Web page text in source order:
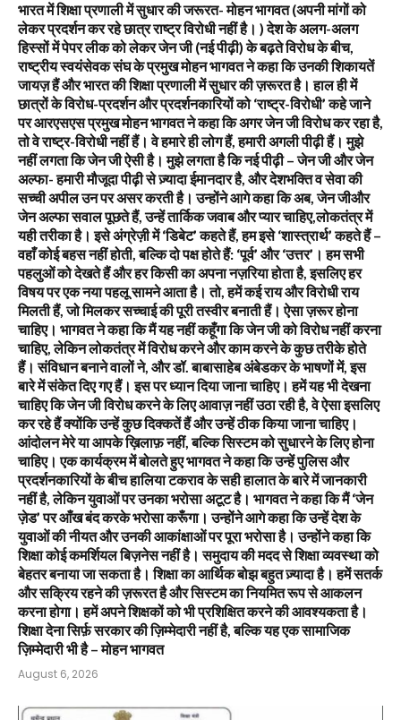
भारत में शिक्षा प्रणाली में सुधार की जरूरत- मोहन भागवत (अपनी मांगों को
लेकर प्रदर्शन कर रहे छात्र राष्ट्र विरोधी नहीं है। ) देश के अलग-अलग
हिस्सों में पेपर लीक को लेकर जेन जी (नई पीढ़ी) के बढ़ते विरोध के बीच,
राष्ट्रीय स्वयंसेवक संघ के प्रमुख मोहन भागवत ने कहा कि उनकी शिकायतें
जायज़ हैं और भारत की शिक्षा प्रणाली में सुधार की ज़रूरत है। हाल ही में
छात्रों के विरोध-प्रदर्शन और प्रदर्शनकारियों को ‘राष्ट्र-विरोधी’ कहे जाने
पर आरएसएस प्रमुख मोहन भागवत ने कहा कि अगर जेन जी विरोध कर रहा है,
तो वे राष्ट्र-विरोधी नहीं हैं। वे हमारे ही लोग हैं, हमारी अगली पीढ़ी हैं। मुझे
नहीं लगता कि जेन जी ऐसी है। मुझे लगता है कि नई पीढ़ी – जेन जी और जेन
अल्फा- हमारी मौजूदा पीढ़ी से ज़्यादा ईमानदार है, और देशभक्ति व सेवा की
सच्ची अपील उन पर असर करती है। उन्होंने आगे कहा कि अब, जेन जीऔर
जेन अल्फा सवाल पूछते हैं, उन्हें तार्किक जवाब और प्यार चाहिए,लोकतंत्र में
यही तरीका है। इसे अंग्रेज़ी में ‘डिबेट’ कहते हैं, हम इसे ‘शास्त्रार्थ’ कहते हैं –
वहाँ कोई बहस नहीं होती, बल्कि दो पक्ष होते हैं: ‘पूर्व’ और ‘उत्तर’। हम सभी
पहलुओं को देखते हैं और हर किसी का अपना नज़रिया होता है, इसलिए हर
विषय पर एक नया पहलू सामने आता है। तो, हमें कई राय और विरोधी राय
मिलती हैं, जो मिलकर सच्चाई की पूरी तस्वीर बनाती हैं। ऐसा ज़रूर होना
चाहिए। भागवत ने कहा कि मैं यह नहीं कहूँगा कि जेन जी को विरोध नहीं करना
चाहिए, लेकिन लोकतंत्र में विरोध करने और काम करने के कुछ तरीके होते
हैं। संविधान बनाने वालों ने, और डॉ. बाबासाहेब अंबेडकर के भाषणों में, इस
बारे में संकेत दिए गए हैं। इस पर ध्यान दिया जाना चाहिए। हमें यह भी देखना
चाहिए कि जेन जी विरोध करने के लिए आवाज़ नहीं उठा रही है, वे ऐसा इसलिए
कर रहे हैं क्योंकि उन्हें कुछ दिक्कतें हैं और उन्हें ठीक किया जाना चाहिए।
आंदोलन मेरे या आपके ख़िलाफ़ नहीं, बल्कि सिस्टम को सुधारने के लिए होना
चाहिए। एक कार्यक्रम में बोलते हुए भागवत ने कहा कि उन्हें पुलिस और
प्रदर्शनकारियों के बीच हालिया टकराव के सही हालात के बारे में जानकारी
नहीं है, लेकिन युवाओं पर उनका भरोसा अटूट है। भागवत ने कहा कि मैं ‘जेन
ज़ेड’ पर आँख बंद करके भरोसा करूँगा। उन्होंने आगे कहा कि उन्हें देश के
युवाओं की नीयत और उनकी आकांक्षाओं पर पूरा भरोसा है। उन्होंने कहा कि
शिक्षा कोई कमर्शियल बिज़नेस नहीं है। समुदाय की मदद से शिक्षा व्यवस्था को
बेहतर बनाया जा सकता है। शिक्षा का आर्थिक बोझ बहुत ज़्यादा है। हमें सतर्क
और सक्रिय रहने की ज़रूरत है और सिस्टम का नियमित रूप से आकलन
करना होगा। हमें अपने शिक्षकों को भी प्रशिक्षित करने की आवश्यकता है।
शिक्षा देना सिर्फ़ सरकार की ज़िम्मेदारी नहीं है, बल्कि यह एक सामाजिक
ज़िम्मेदारी भी है – मोहन भागवत
August 6, 2026